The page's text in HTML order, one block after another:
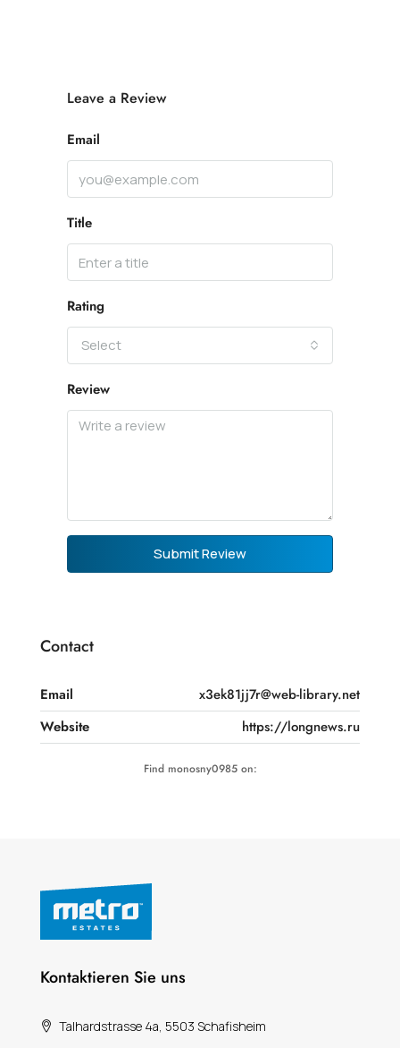
Leave a Review
Email
Title
Rating
Select
Review
Submit Review
Contact
Email
x3ek81jj7r@web-library.net
Website
https://longnews.ru
Find monosny0985 on:
Kontaktieren Sie uns
Talhardstrasse 4a, 5503 Schafisheim